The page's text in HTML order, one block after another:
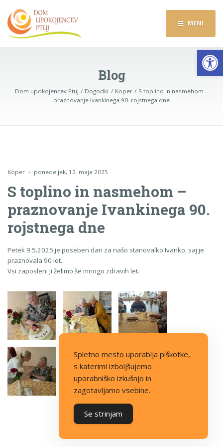
MENI
Blog
Dom upokojencev Ptuj Dogodki Koper
S toplino in nasmehom –
praznovanje Ivankinega 90. rojstnega dne
Koper ponedeljek, 12. maja 2025
S toplino in nasmehom –
praznovanje Ivankinega 90.
rojstnega dne
Petek 9.5.2025 je poseben dan za našo stanovalko Ivanko, saj je
praznovala 90 let.
Vsi zaposleni ji želimo še mnogo zdravih let.
Spletno mesto uporablja piškotke,
s katerimi izboljšujemo
uporabniško izkušnjo in
zagotavljamo vsebine.
Se strinjam